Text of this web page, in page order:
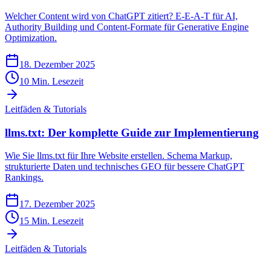
Welcher Content wird von ChatGPT zitiert? E-E-A-T für AI,
Authority Building und Content-Formate für Generative Engine
Optimization.
18. Dezember 2025
10 Min. Lesezeit
Leitfäden & Tutorials
llms.txt: Der komplette Guide zur Implementierung
Wie Sie llms.txt für Ihre Website erstellen. Schema Markup,
strukturierte Daten und technisches GEO für bessere ChatGPT
Rankings.
17. Dezember 2025
15 Min. Lesezeit
Leitfäden & Tutorials